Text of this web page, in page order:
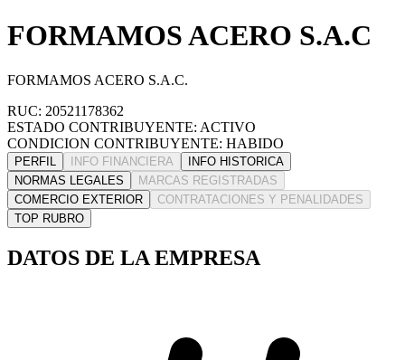
FORMAMOS ACERO S.A.C
FORMAMOS ACERO S.A.C.
RUC: 20521178362
ESTADO CONTRIBUYENTE: ACTIVO
CONDICION CONTRIBUYENTE: HABIDO
PERFIL INFO FINANCIERA
INFO HISTORICA
NORMAS LEGALES
MARCAS REGISTRADAS
COMERCIO EXTERIOR
CONTRATACIONES Y PENALIDADES
TOP RUBRO
DATOS DE LA EMPRESA